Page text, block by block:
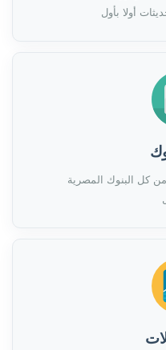
أولا بأول
كل البنوك المصرية